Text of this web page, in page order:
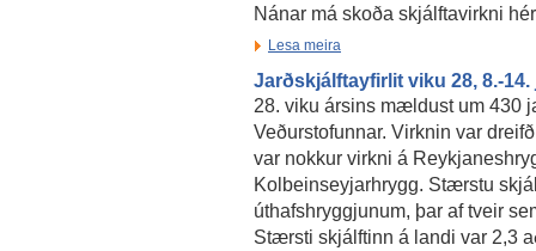
Nánar má skoða skjálftavirkni
Lesa meira
Jarðskjálftayfirlit viku 28, 8.-14.
28. viku ársins mældust um 430
Veðurstofunnar. Virknin var
var nokkur virkni á
Kolbeinseyjarhrygg. Stærstu
úthafshryggjunum, þar af tveir
Stærsti skjálftinn á landi var 2,3